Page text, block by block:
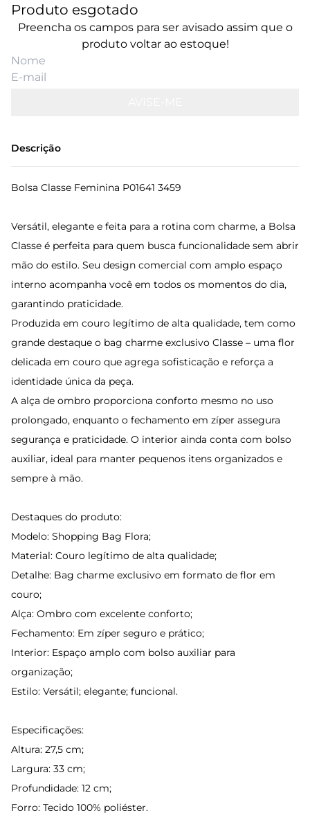
Produto esgotado
Preencha os campos para ser avisado assim que o
produto voltar ao estoque!
Descrição
Bolsa Classe Feminina P01641 3459
Versátil, elegante e feita para a rotina com charme, a Bolsa
Classe é perfeita para quem busca funcionalidade sem abrir
mão do estilo. Seu design comercial com amplo espaço
interno acompanha você em todos os momentos do dia,
garantindo praticidade.
Produzida em couro legítimo de alta qualidade, tem como
grande destaque o bag charme exclusivo Classe – uma flor
delicada em couro que agrega sofisticação e reforça a
identidade única da peça.
A alça de ombro proporciona conforto mesmo no uso
prolongado, enquanto o fechamento em zíper assegura
segurança e praticidade. O interior ainda conta com bolso
auxiliar, ideal para manter pequenos itens organizados e
sempre à mão.
Destaques do produto:
Modelo: Shopping Bag Flora;
Material: Couro legítimo de alta qualidade;
Detalhe: Bag charme exclusivo em formato de flor em
couro;
Alça: Ombro com excelente conforto;
Fechamento: Em zíper seguro e prático;
Interior: Espaço amplo com bolso auxiliar para
organização;
Estilo: Versátil; elegante; funcional.
Especificações:
Altura: 27,5 cm;
Largura: 33 cm;
Profundidade: 12 cm;
Forro: Tecido 100% poliéster.